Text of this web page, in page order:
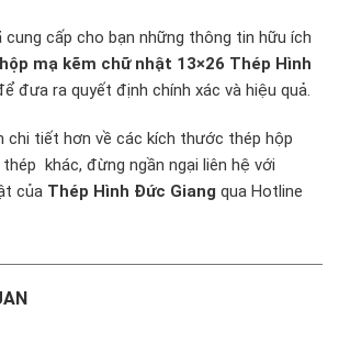
cung cấp cho bạn những thông tin hữu ích
mạ kẽm chữ nhật 13×26 Thép Hình
đưa ra quyết định chính xác và hiệu quả.
chi tiết hơn về các kích thước thép hộp
khác, đừng ngần ngại liên hệ với
của Thép Hình Đức Giang qua Hotline